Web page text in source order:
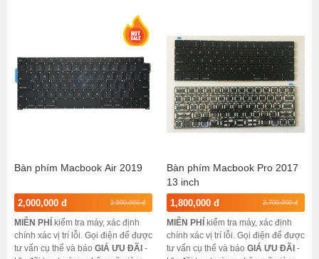
Bàn phím Macbook Air 2019
2,000,000 đ 2,500,000 đ
MIỄN PHÍ
kiểm tra máy, xác định
chính xác vị trí lỗi. Gọi điện để được
tư vấn cụ thể và báo GIÁ ƯU ĐÃI -
Bàn phím Macbook Pro 2017
13 inch
1,800,000 đ 2,700,000 đ
MIỄN PHÍ
kiểm tra máy, xác định
chính xác vị trí lỗi. Gọi điện để được
tư vấn cụ thể và báo GIÁ ƯU ĐÃI -